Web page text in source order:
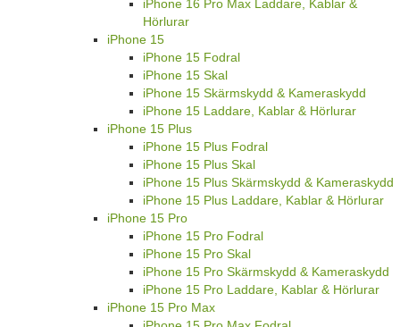
iPhone 16 Pro Max Laddare, Kablar &
Hörlurar
iPhone 15
iPhone 15 Fodral
iPhone 15 Skal
iPhone 15 Skärmskydd & Kameraskydd
iPhone 15 Laddare, Kablar & Hörlurar
iPhone 15 Plus
iPhone 15 Plus Fodral
iPhone 15 Plus Skal
iPhone 15 Plus Skärmskydd & Kameraskydd
iPhone 15 Plus Laddare, Kablar & Hörlurar
iPhone 15 Pro
iPhone 15 Pro Fodral
iPhone 15 Pro Skal
iPhone 15 Pro Skärmskydd & Kameraskydd
iPhone 15 Pro Laddare, Kablar & Hörlurar
iPhone 15 Pro Max